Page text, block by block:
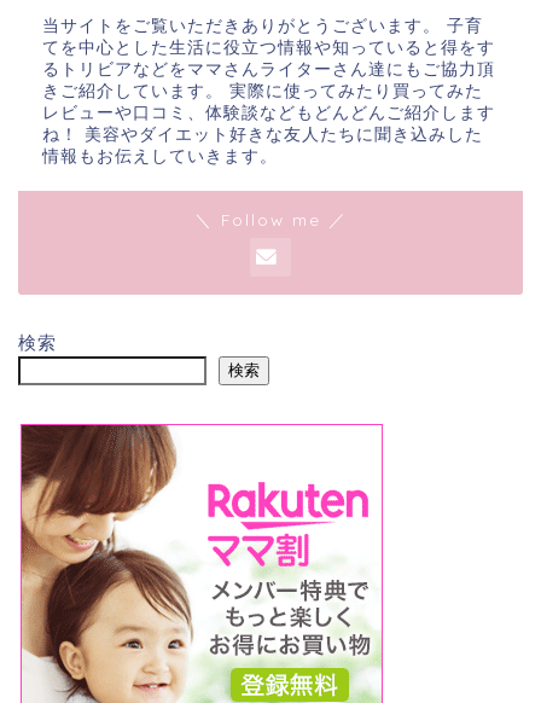
当サイトをご覧いただきありがとうございます。 子育
てを中心とした生活に役立つ情報や知っていると得をす
るトリビアなどをママさんライターさん達にもご協力頂
きご紹介しています。 実際に使ってみたり買ってみた
レビューや口コミ、体験談などもどんどんご紹介します
ね！ 美容やダイエット好きな友人たちに聞き込みした
情報もお伝えしていきます。
＼ Follow me ／
検索
検索